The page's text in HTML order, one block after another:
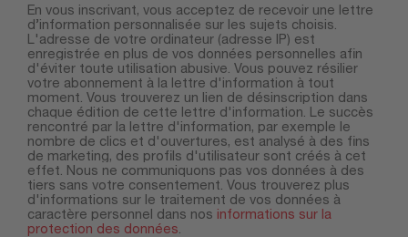
En vous inscrivant, vous acceptez de recevoir une lettre
d’information personnalisée sur les sujets choisis.
L'adresse de votre ordinateur (adresse IP) est
enregistrée en plus de vos données personnelles afin
d'éviter toute utilisation abusive. Vous pouvez résilier
votre abonnement à la lettre d'information à tout
moment. Vous trouverez un lien de désinscription dans
chaque édition de cette lettre d'information. Le succès
rencontré par la lettre d'information, par exemple le
nombre de clics et d'ouvertures, est analysé à des fins
de marketing, des profils d'utilisateur sont créés à cet
effet. Nous ne communiquons pas vos données à des
tiers sans votre consentement. Vous trouverez plus
d'informations sur le traitement de vos données à
caractère personnel dans nos informations sur la
protection des données